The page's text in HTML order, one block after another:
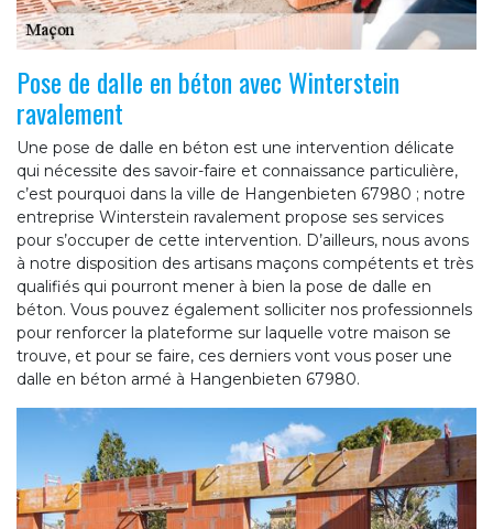
Pose de dalle en béton avec Winterstein
ravalement
Une pose de dalle en béton est une intervention délicate
qui nécessite des savoir-faire et connaissance particulière,
c’est pourquoi dans la ville de Hangenbieten 67980 ; notre
entreprise Winterstein ravalement propose ses services
pour s’occuper de cette intervention. D’ailleurs, nous avons
à notre disposition des artisans maçons compétents et très
qualifiés qui pourront mener à bien la pose de dalle en
béton. Vous pouvez également solliciter nos professionnels
pour renforcer la plateforme sur laquelle votre maison se
trouve, et pour se faire, ces derniers vont vous poser une
dalle en béton armé à Hangenbieten 67980.